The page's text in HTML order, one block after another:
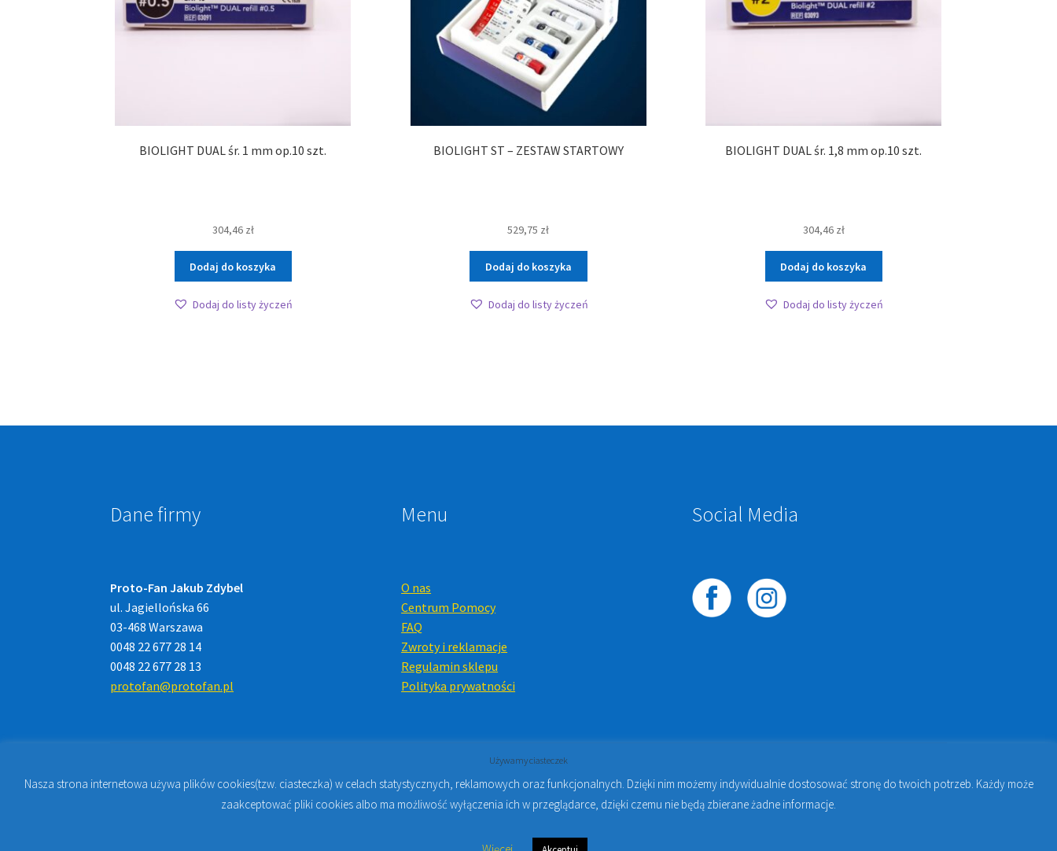
BIOLIGHT DUAL śr. 1 mm op.10 szt.
304,46 zł
Dodaj do koszyka
Dodaj do listy życzeń
BIOLIGHT ST – ZESTAW STARTOWY
529,75 zł
Dodaj do koszyka
Dodaj do listy życzeń
BIOLIGHT DUAL śr. 1,8 mm op.10 szt.
304,46 zł
Dodaj do koszyka
Dodaj do listy życzeń
Dane firmy
Proto-Fan Jakub Zdybel
ul. Jagiellońska 66
03-468 Warszawa
0048 22 677 28 14
0048 22 677 28 13
protofan@protofan.pl
Menu
O nas
Centrum Pomocy
FAQ
Zwroty i reklamacje
Regulamin sklepu
Polityka prywatności
Social Media
© 2023 PROTO-FAN | Sklep Stomatologiczny Online i Kursy Online Warszawa- Sklep stomatologiczny w Warszawie | Jakub Zdybel Proto-Fan
Używamy ciasteczek
Nasza strona internetowa używa plików cookies(tzw. ciasteczka) w celach statystycznych, reklamowych oraz funkcjonalnych. Dzięki nim możemy indywidualnie dostosować stronę do twoich potrzeb. Każdy może
zaakceptować pliki cookies albo ma możliwość wyłączenia ich w przeglądarce, dzięki czemu nie będą zbierane żadne informacje.